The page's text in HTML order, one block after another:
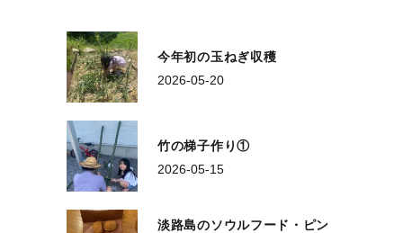
今年初の玉ねぎ収穫
2026-05-20
竹の梯子作り①
2026-05-15
淡路島のソウルフード・ピン